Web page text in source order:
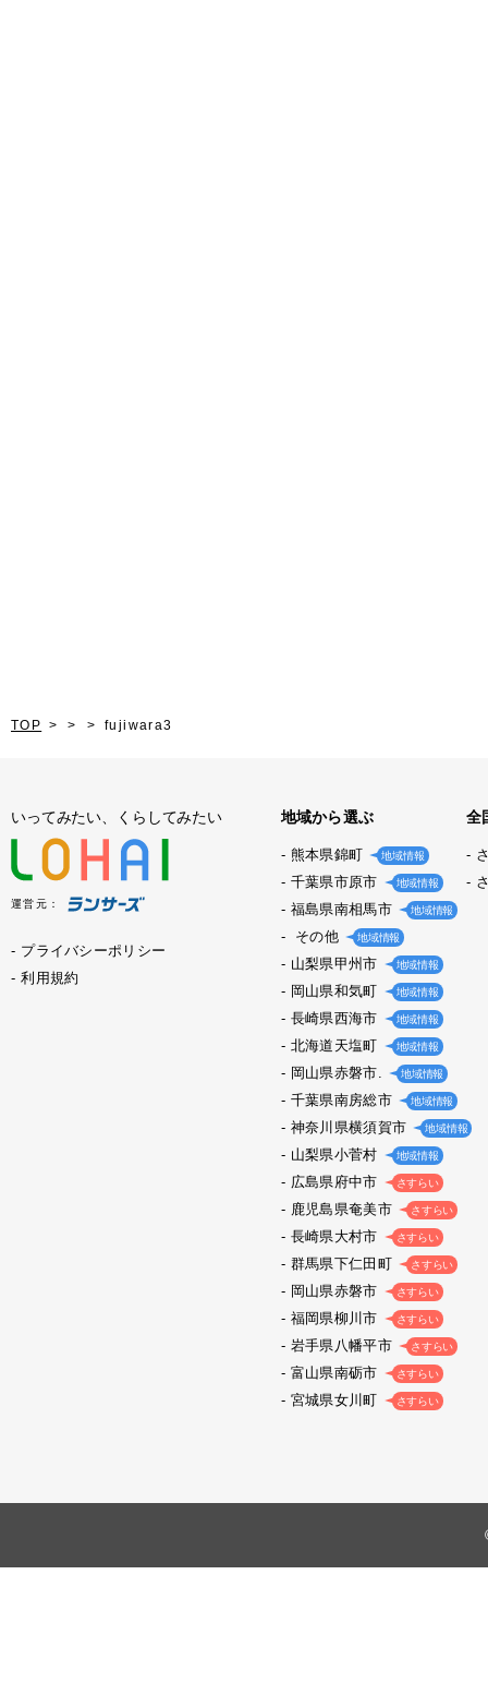
TOP fujiwara3
いってみたい、くらしてみたい
運営元：
プライバシーポリシー
利用規約
地域から選ぶ
熊本県錦町 地域情報
千葉県市原市 地域情報
福島県南相馬市 地域情報
その他 地域情報
山梨県甲州市 地域情報
岡山県和気町 地域情報
長崎県西海市 地域情報
北海道天塩町 地域情報
岡山県赤磐市. 地域情報
千葉県南房総市 地域情報
神奈川県横須賀市 地域情報
山梨県小菅村 地域情報
広島県府中市 さすらい
鹿児島県奄美市 さすらい
長崎県大村市 さすらい
群馬県下仁田町 さすらい
岡山県赤磐市 さすらい
福岡県柳川市 さすらい
岩手県八幡平市 さすらい
富山県南砺市 さすらい
宮城県女川町 さすらい
全